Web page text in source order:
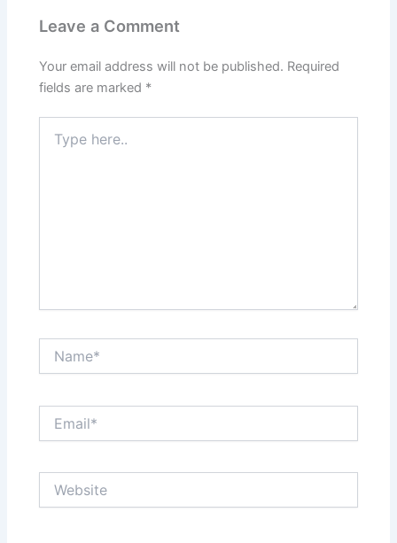
Leave a Comment
Your email address will not be published. Required
fields are marked *
here..